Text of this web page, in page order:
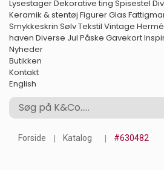
LysestagerDekorative ting Spisestel
Keramik & stentøj FigurerGlas
Smykkeskrin SølvTekstil Vintage
haven Diverse Jul Påske Gavekort
Nyheder
Butikken
Kontakt
English
Forside Katalog #630482